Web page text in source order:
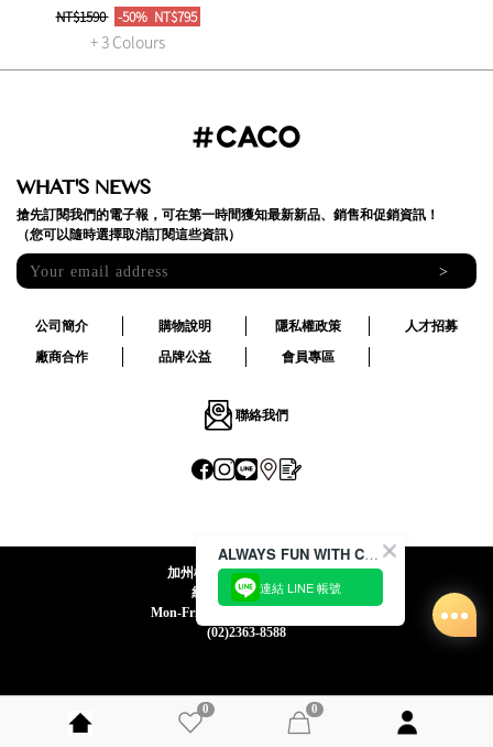
NT$1590 -50% NT$795
+ 3 Colours
0 0
WHAT'S NEWS
搶先訂閱我們的電子報，可在第一時間獲知最新新品、銷售和促銷資訊！
（您可以隨時選擇取消訂閱這些資訊）
>
公司簡介 購物說明 隱私權政策
人才招募
廠商合作
品牌公益 會員專區
聯絡我們
加州椰子國際股份有限公司
統一編號:24492069
Mon-Fri 09:00-12:30 / 13:30-18:00
(02)2363-8588
ALWAYS FUN WITH CACO !
連結 LINE 帳號